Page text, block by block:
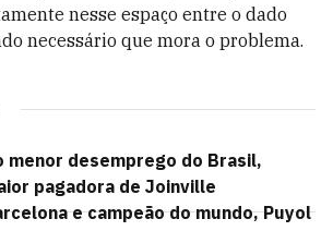
nesse espaço entre o dado
necessário que mora o problema.
menor desemprego do Brasil,
pagadora de Joinville
e campeão do mundo, Puyol